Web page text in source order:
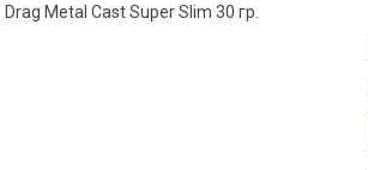
Metal Cast Super Slim 30 гр.